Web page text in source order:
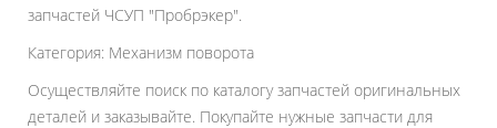
запчастей ЧСУП "Пробрэкер".
Категория: Механизм поворота
Осуществляйте поиск по каталогу запчастей оригинальных
деталей и заказывайте. Покупайте нужные запчасти для